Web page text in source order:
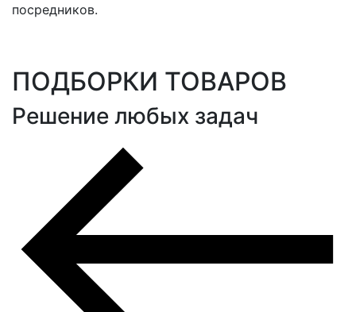
посредников.
ПОДБОРКИ ТОВАРОВ
Решение любых задач